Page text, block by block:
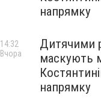
напрямку
Дитячими
маскують
напрямку
14:32
Вчора